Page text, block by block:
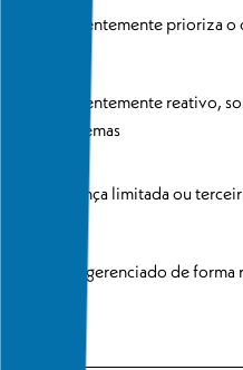
Frequentemente prioriza
Frequentemente reativo,
problemas
Presença limitada ou
Risco gerenciado de